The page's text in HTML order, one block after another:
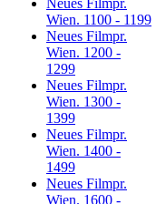
Wien. 1100 - 1199
Neues Filmpr.
Wien. 1200 -
1299
Neues Filmpr.
Wien. 1300 -
1399
Neues Filmpr.
Wien. 1400 -
1499
Neues Filmpr.
Wien. 1600 -